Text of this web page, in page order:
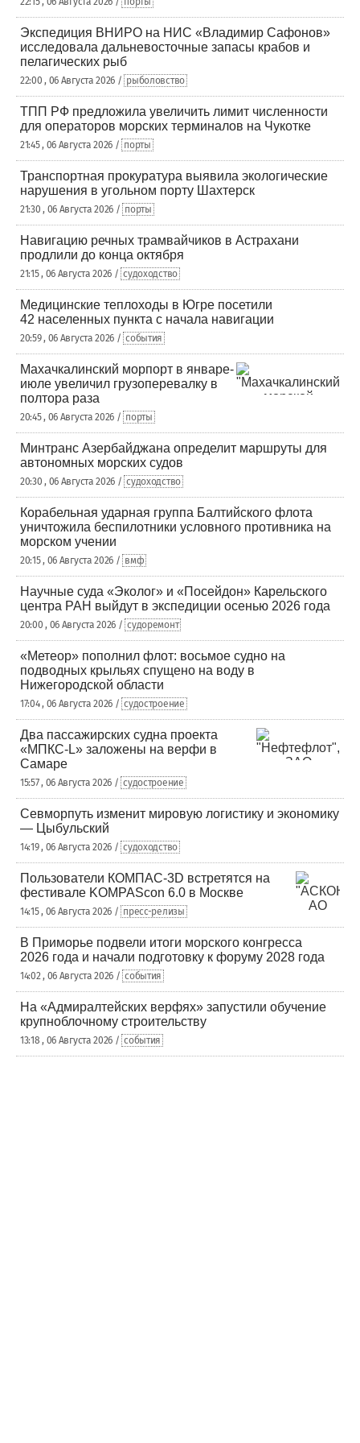
Экспедиция ВНИРО на НИС «Владимир Сафонов»
исследовала дальневосточные запасы крабов и
пелагических рыб
22:00 , 06 Августа 2026 / рыболовство
ТПП РФ предложила увеличить лимит численности
для операторов морских терминалов на Чукотке
21:45 , 06 Августа 2026 / порты
Транспортная прокуратура выявила экологические
нарушения в угольном порту Шахтерск
21:30 , 06 Августа 2026 / порты
Навигацию речных трамвайчиков в Астрахани
продлили до конца октября
21:15 , 06 Августа 2026 / судоходство
Медицинские теплоходы в Югре посетили
42 населенных пункта с начала навигации
20:59 , 06 Августа 2026 / события
Махачкалинский морпорт в январе-
июле увеличил грузоперевалку в
полтора раза
20:45 , 06 Августа 2026 / порты
Минтранс Азербайджана определит маршруты для
автономных морских судов
20:30 , 06 Августа 2026 / судоходство
Корабельная ударная группа Балтийского флота
уничтожила беспилотники условного противника на
морском учении
20:15 , 06 Августа 2026 / вмф
Научные суда «Эколог» и «Посейдон» Карельского
центра РАН выйдут в экспедиции осенью 2026 года
20:00 , 06 Августа 2026 / судоремонт
«Метеор» пополнил флот: восьмое судно на
подводных крыльях спущено на воду в
Нижегородской области
17:04 , 06 Августа 2026 / судостроение
Два пассажирских судна проекта
«МПКС-L» заложены на верфи в
Самаре
15:57 , 06 Августа 2026 / судостроение
Севморпуть изменит мировую логистику и экономику
— Цыбульский
14:19 , 06 Августа 2026 / судоходство
Пользователи КОМПАС-3D встретятся на
фестивале KOMPAScon 6.0 в Москве
14:15 , 06 Августа 2026 / пресс-релизы
В Приморье подвели итоги морского конгресса
2026 года и начали подготовку к форуму 2028 года
14:02 , 06 Августа 2026 / события
На «Адмиралтейских верфях» запустили обучение
крупноблочному строительству
13:18 , 06 Августа 2026 / события